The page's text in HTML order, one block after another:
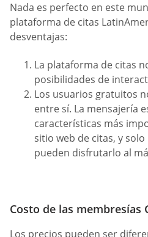
Nada es perfecto en este
plataforma de citas
desventajas:
La plataforma de citas
posibilidades de
Los usuarios gratuitos
entre sí. La mensajería
características más
sitio web de citas, y
pueden disfrutarlo al
Costo de las membresías
Los precios pueden ser